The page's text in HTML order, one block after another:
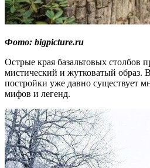
Фото: bigpicture.ru
Острые края базальтовых столбов
мистический и жутковатый образ.
постройки уже давно существует
мифов и легенд.